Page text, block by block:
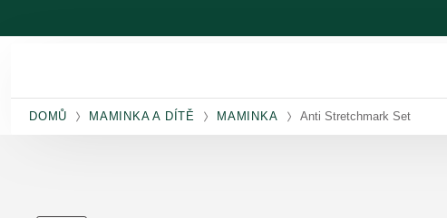
DOMŮ MAMINKA A DÍTĚ MAMINKA Anti Stretchmark Set